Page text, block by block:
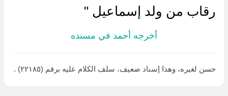
رقاب من ولد إسماعيل "
أخرجه أحمد في مسنده
حسن لغيره، وهذا إسناد ضعيف، سلف الكلام عليه برقم (٢٢١٨٥) .